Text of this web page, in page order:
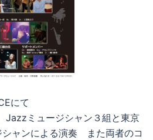
にて
ミュージシャン３組と東京
シャンによる演奏 また両者のコ